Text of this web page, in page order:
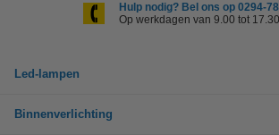
Hulp nodig? Bel ons op 0294-
Op werkdagen van 9.00 tot
Led-lampen
Binnenverlichting